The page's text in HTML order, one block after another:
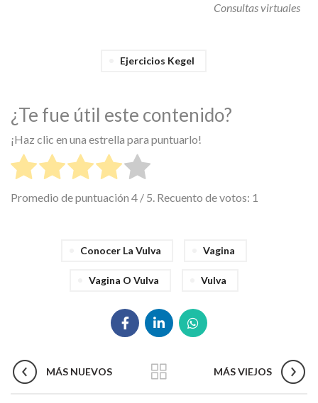
Consultas virtuales
Ejercicios Kegel
¿Te fue útil este contenido?
¡Haz clic en una estrella para puntuarlo!
Promedio de puntuación 4 / 5. Recuento de votos: 1
Conocer La Vulva Vagina
Vagina O Vulva Vulva
MÁS NUEVOS MÁS VIEJOS